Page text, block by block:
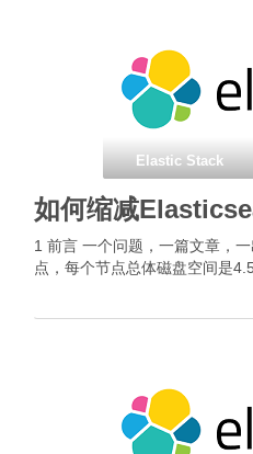
Elastic Stack
如何缩减
1 前言 一个问题，一篇文章，
点，每个节点总体磁盘空间是